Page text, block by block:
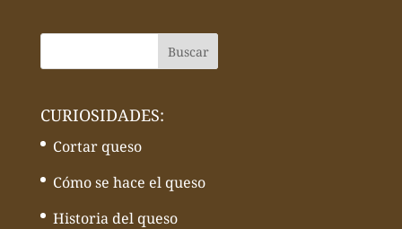
CURIOSIDADES:
Cortar queso
Cómo se hace el queso
Historia del queso